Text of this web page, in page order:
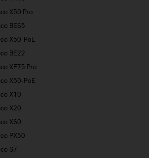
X50 Pro
BE65
X50-PoE
BE22
XE75 Pro
X50-PoE
X10
X20
X60
PX50
S7